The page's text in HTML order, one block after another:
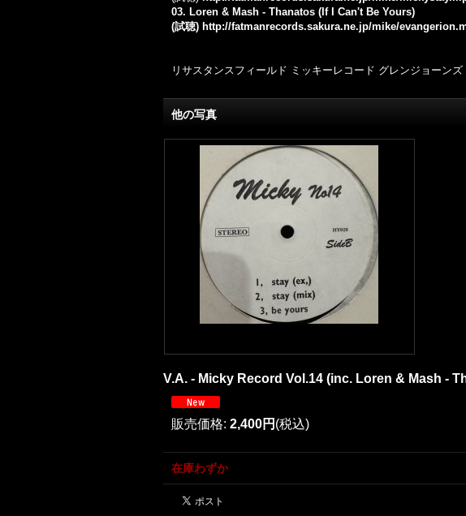
03. Loren & Mash - Thanatos (If I Can't Be Yours)
(試聴) http://fatmanrecords.sakura.ne.jp/mike/
リサスタンスフィールド ミッキーレコード グレンジョーン
他の写真
V.A. - Micky Record Vol.14 (inc. Loren & Mash -
販売価格: 2,400円 (税込)
在庫わずか